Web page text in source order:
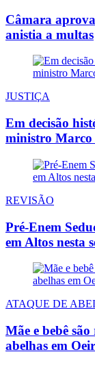
Câmara
anistia a multas
JUSTIÇA
Em decisão
ministro Marco
REVISÃO
Pré-Enem
em Altos nesta
ATAQUE DE
Mãe e bebê
abelhas em